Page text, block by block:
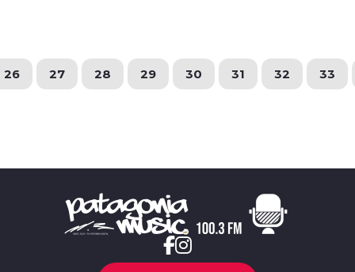
26 27 28 29 30 31 32 33